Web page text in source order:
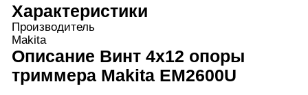
Характеристики
Производитель
Makita
Описание Винт 4х12 опоры
триммера Makita EM2600U